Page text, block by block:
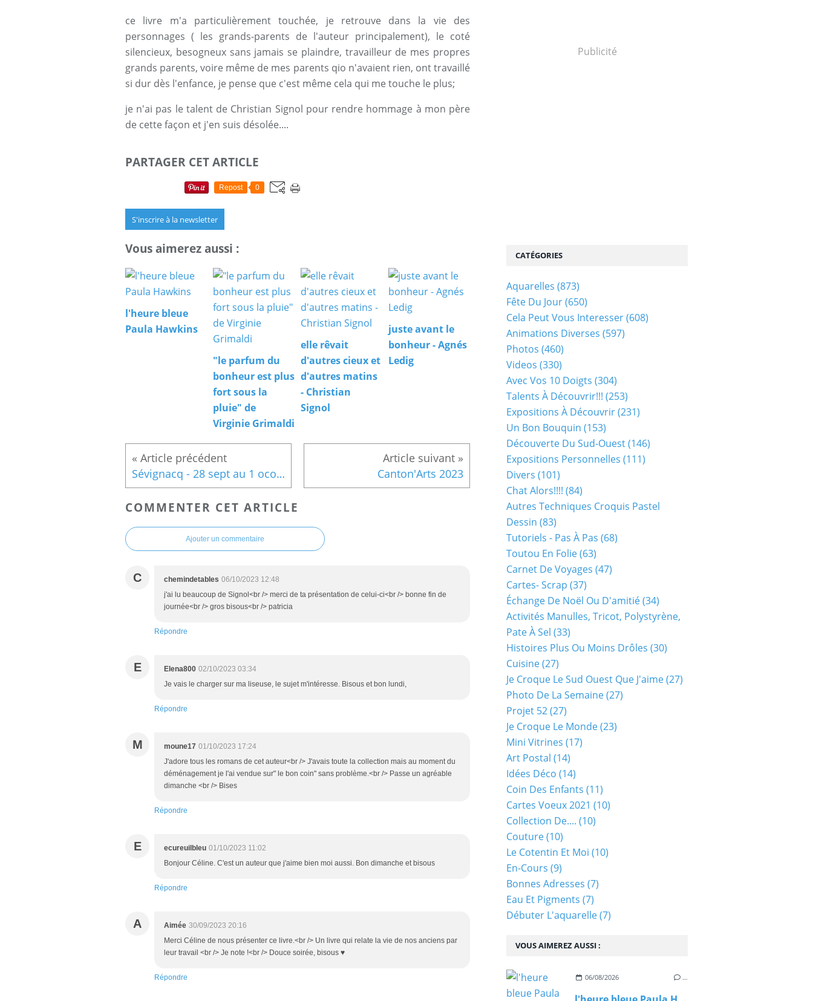
ce livre m'a particulièrement touchée, je retrouve dans la vie des
personnages ( les grands-parents de l'auteur principalement), le coté
silencieux, besogneux sans jamais se plaindre, travailleur de mes propres
grands parents, voire même de mes parents qio n'avaient rien, ont travaillé
si dur dès l'enfance, je pense que c'est même cela qui me touche le plus;
je n'ai pas le talent de Christian Signol pour rendre hommage à mon père
de cette façon et j'en suis désolée....
PARTAGER CET ARTICLE
Repost 0
S'inscrire à la newsletter
Vous aimerez aussi :
l'heure bleue
Paula Hawkins
"le parfum du
bonheur est plus
fort sous la
pluie" de
Virginie Grimaldi
elle rêvait
d'autres cieux et
d'autres matins
- Christian
Signol
juste avant le
bonheur - Agnés
Ledig
Sévignacq - 28 sept au 1 ocotbre 2023 Canton'Arts 2023
COMMENTER CET ARTICLE
Ajouter un commentaire
C chemindetables 06/10/2023 12:48
j'ai lu beaucoup de Signol<br /> merci de ta présentation de celui-ci<br /> bonne fin de
journée<br /> gros bisous<br /> patricia
Répondre
E Elena800 02/10/2023 03:34
Je vais le charger sur ma liseuse, le sujet m'intéresse. Bisous et bon lundi,
Répondre
M moune17 01/10/2023 17:24
J'adore tous les romans de cet auteur<br /> J'avais toute la collection mais au moment du
déménagement je l'ai vendue sur" le bon coin" sans problème.<br /> Passe un agréable
dimanche <br /> Bises
Répondre
E ecureuilbleu 01/10/2023 11:02
Bonjour Céline. C'est un auteur que j'aime bien moi aussi. Bon dimanche et bisous
Répondre
A Aimée 30/09/2023 20:16
Merci Céline de nous présenter ce livre.<br /> Un livre qui relate la vie de nos anciens par
leur travail <br /> Je note !<br /> Douce soirée, bisous ♥
Répondre
Publicité
VOUS AIMEREZ AUSSI :
06/08/2026 …
CATÉGORIES
Aquarelles (873)
Fête Du Jour(650)
Cela Peut Vous Interesser(608)
Animations Diverses (597)
Photos (460)
Videos (330)
Avec Vos 10 Doigts (304)
Talents À Découvrir!!! (253)
Expositions À Découvrir(231)
Un Bon Bouquin (153)
Découverte Du Sud-Ouest(146)
Expositions Personnelles (111)
Divers (101)
Chat Alors!!!! (84)
Autres Techniques Croquis Pastel
Dessin (83)
Tutoriels - Pas À Pas (68)
Toutou En Folie(63)
Carnet De Voyages (47)
Cartes- Scrap (37)
Échange De Noël Ou D'amitié(34)
Activités Manulles, Tricot, Polystyrène,
Pate À Sel (33)
Histoires Plus Ou Moins Drôles (30)
Cuisine(27)
Je Croque Le Sud Ouest Que J'aime(27)
Photo De La Semaine(27)
Projet 52(27)
Je Croque Le Monde(23)
Mini Vitrines (17)
Art Postal (14)
Idées Déco (14)
Coin Des Enfants (11)
Cartes Voeux 2021 (10)
Collection De.... (10)
Couture(10)
Le Cotentin Et Moi (10)
En-Cours (9)
Bonnes Adresses (7)
Eau Et Pigments (7)
Débuter L'aquarelle(7)